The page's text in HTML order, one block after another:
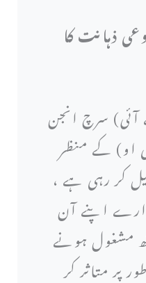
ذہانت کا
سرچ انجن
او) کے منظر
کر رہی ہے ،
اپنے آن
مشغول ہونے
پر متاثر کر